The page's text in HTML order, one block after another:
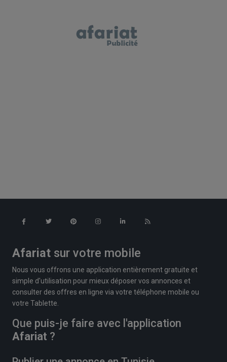
Afariat sur votre mobile
Nous vous offrons une application entièrement gratuite et
simple d'utilisation pour mieux déposer vos annonces et
consulter des offres en ligne via votre téléphone mobile ou
votre Tablette.
Que puis-je faire avec l'application
Afariat ?